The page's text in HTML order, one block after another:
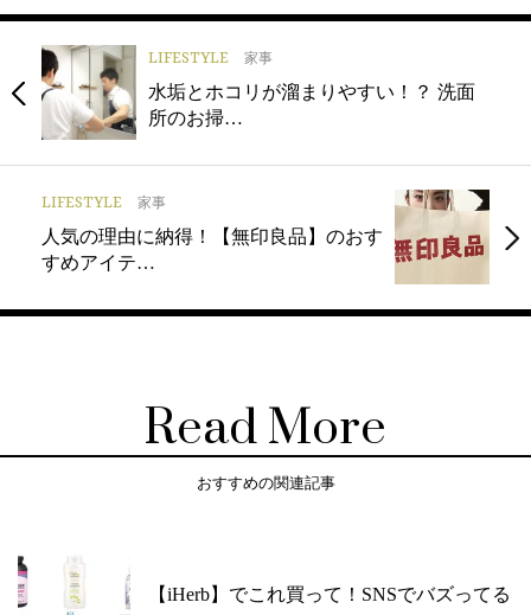
LIFESTYLE 家事
水垢とホコリが溜まりやすい！？ 洗面
所のお掃…
LIFESTYLE 家事
人気の理由に納得！【無印良品】のおす
すめアイテ…
Read More
おすすめの関連記事
【iHerb】でこれ買って！SNSでバズってる